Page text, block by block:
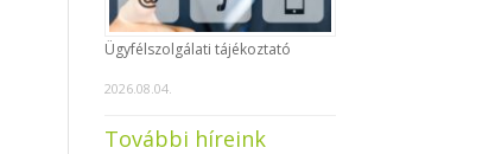
Ügyfélszolgálati tájékoztató
2026.08.04.
További híreink